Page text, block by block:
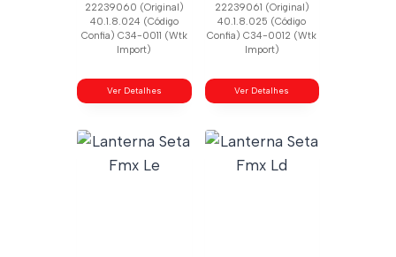
22239060 (Original)
40.1.8.024 (Código
Confia) C34-0011 (Wtk
Import)
Ver Detalhes
22239061 (Original)
40.1.8.025 (Código
Confia) C34-0012 (Wtk
Import)
Ver Detalhes